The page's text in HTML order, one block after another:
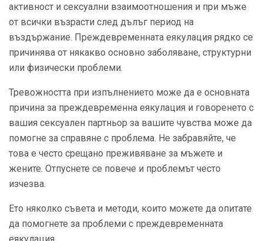
активност и сексуални взаимоотношения и при мъже
от всички възрасти след дълъг период на
въздържание. Преждевременната еякулация рядко се
причинява от някакво основно заболяване, структурни
или физически проблеми.
Тревожността при изпълнението може да е основната
причина за преждевременна еякулация и говоренето с
вашия сексуален партньор за вашите чувства може да
помогне за справяне с проблема. Не забравяйте, че
това е често срещано преживяване за мъжете и
жените. Отпуснете се повече и проблемът често
изчезва.
Ето няколко съвета и методи, които можете да опитате
да помогнете за проблеми с преждевременната